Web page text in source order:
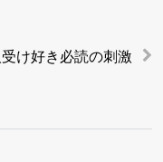
け好き必読の刺激